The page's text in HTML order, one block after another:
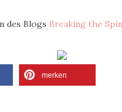
des Blogs Breaking the
merken